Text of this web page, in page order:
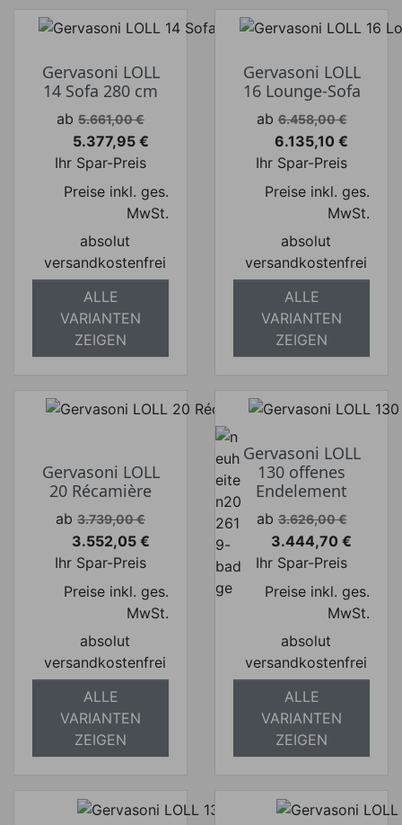
Gervasoni LOLL
14 Sofa 280 cm
Verkaufspreis
ab 5.661,00 €
Preis
5.377,95 €
Ihr Spar-Preis
Preise inkl. ges.
MwSt.
absolut
versandkostenfrei
ALLE
VARIANTEN
ZEIGEN
Gervasoni LOLL
16 Lounge-Sofa
Verkaufspreis
ab 6.458,00 €
Preis
6.135,10 €
Ihr Spar-Preis
Preise inkl. ges.
MwSt.
absolut
versandkostenfrei
ALLE
VARIANTEN
ZEIGEN
Gervasoni LOLL
20 Récamière
Verkaufspreis
ab 3.739,00 €
Preis
3.552,05 €
Ihr Spar-Preis
Preise inkl. ges.
MwSt.
absolut
versandkostenfrei
ALLE
VARIANTEN
ZEIGEN
Gervasoni LOLL
130 offenes
Endelement
Verkaufspreis
ab 3.626,00 €
Preis
3.444,70 €
Ihr Spar-Preis
Preise inkl. ges.
MwSt.
absolut
versandkostenfrei
ALLE
VARIANTEN
ZEIGEN